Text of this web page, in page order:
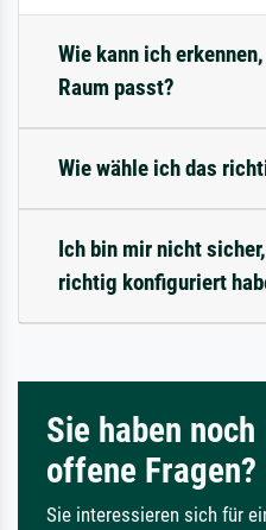
Wie kann ich
Raum passt?
Wie wähle ich das
Ich bin mir nicht
richtig konfiguriert
Sie haben noch
offene Fragen?
Sie interessieren sich für